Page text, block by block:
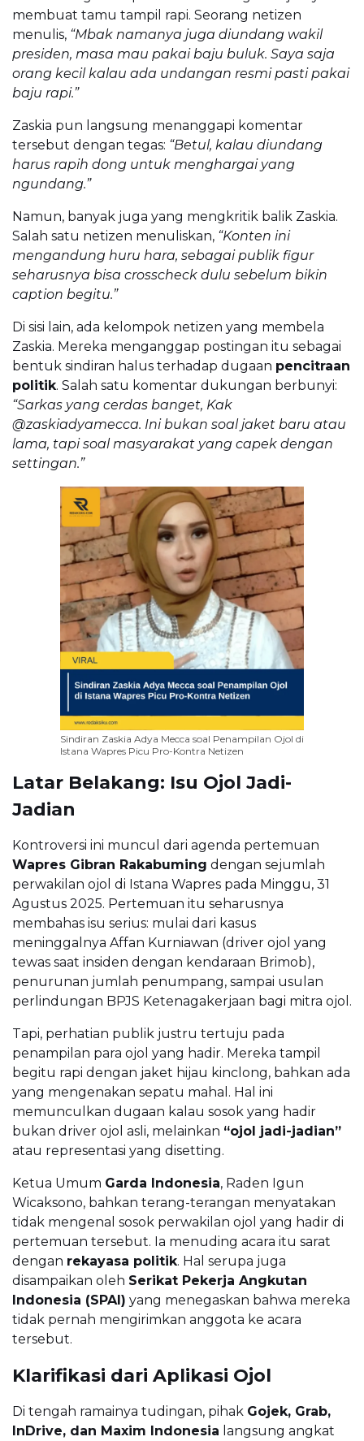
membuat tamu tampil rapi. Seorang netizen
menulis, “Mbak namanya juga diundang wakil
presiden, masa mau pakai baju buluk. Saya saja
orang kecil kalau ada undangan resmi pasti pakai
baju rapi.”
Zaskia pun langsung menanggapi komentar
tersebut dengan tegas: “Betul, kalau diundang
harus rapih dong untuk menghargai yang
ngundang.”
Namun, banyak juga yang mengkritik balik Zaskia.
Salah satu netizen menuliskan, “Konten ini
mengandung huru hara, sebagai publik figur
seharusnya bisa crosscheck dulu sebelum bikin
caption begitu.”
Di sisi lain, ada kelompok netizen yang membela
Zaskia. Mereka menganggap postingan itu sebagai
bentuk sindiran halus terhadap dugaan pencitraan
politik. Salah satu komentar dukungan berbunyi:
“Sarkas yang cerdas banget, Kak
@zaskiadyamecca. Ini bukan soal jaket baru atau
lama, tapi soal masyarakat yang capek dengan
settingan.”
Sindiran Zaskia Adya Mecca soal Penampilan Ojol di
Istana Wapres Picu Pro-Kontra Netizen
Latar Belakang: Isu Ojol Jadi-
Jadian
Kontroversi ini muncul dari agenda pertemuan
Wapres Gibran Rakabuming dengan sejumlah
perwakilan ojol di Istana Wapres pada Minggu, 31
Agustus 2025. Pertemuan itu seharusnya
membahas isu serius: mulai dari kasus
meninggalnya Affan Kurniawan (driver ojol yang
tewas saat insiden dengan kendaraan Brimob),
penurunan jumlah penumpang, sampai usulan
perlindungan BPJS Ketenagakerjaan bagi mitra ojol.
Tapi, perhatian publik justru tertuju pada
penampilan para ojol yang hadir. Mereka tampil
begitu rapi dengan jaket hijau kinclong, bahkan ada
yang mengenakan sepatu mahal. Hal ini
memunculkan dugaan kalau sosok yang hadir
bukan driver ojol asli, melainkan “ojol jadi-jadian”
atau representasi yang disetting.
Ketua Umum Garda Indonesia, Raden Igun
Wicaksono, bahkan terang-terangan menyatakan
tidak mengenal sosok perwakilan ojol yang hadir di
pertemuan tersebut. Ia menuding acara itu sarat
dengan rekayasa politik. Hal serupa juga
disampaikan oleh Serikat Pekerja Angkutan
Indonesia (SPAI) yang menegaskan bahwa mereka
tidak pernah mengirimkan anggota ke acara
tersebut.
Klarifikasi dari Aplikasi Ojol
Di tengah ramainya tudingan, pihak Gojek, Grab,
InDrive, dan Maxim Indonesia langsung angkat